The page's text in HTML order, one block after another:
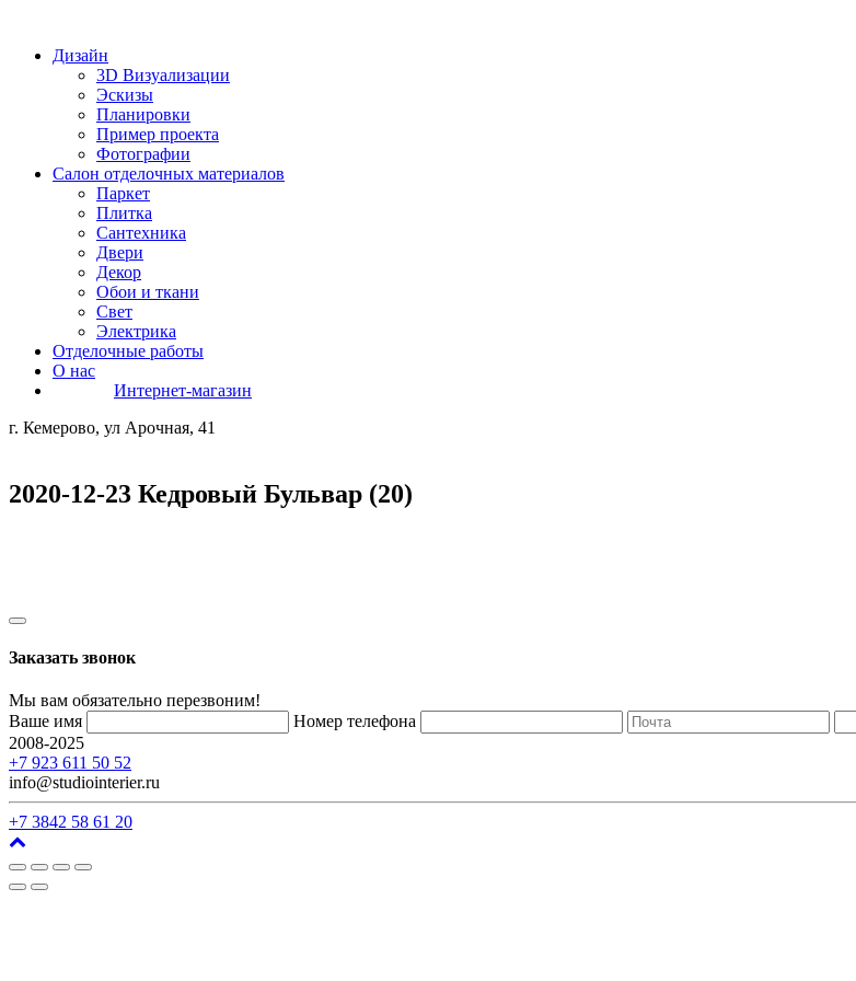
Дизайн
3D Визуализации
Эскизы
Планировки
Пример проекта
Фотографии
Салон отделочных материалов
Паркет
Плитка
Сантехника
Двери
Декор
Обои и ткани
Свет
Электрика
Отделочные работы
О нас
Интернет-магазин
г. Кемерово, ул Арочная, 41
2020-12-23 Кедровый Бульвар (20)
Заказать звонок
Мы вам обязательно перезвоним!
Ваше имя
Номер телефона
2008-2025
+7 923 611 50 52
info@studiointerier.ru
+7 3842 58 61 20